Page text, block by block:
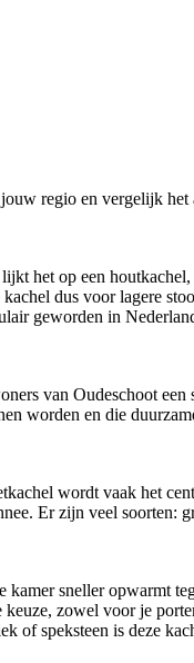
regio en vergelijk
het op een
dus voor lagere
geworden in
van Oudeschoot
worden en die
wordt vaak het
Er zijn veel
sneller opwarmt
zowel voor je
speksteen is deze